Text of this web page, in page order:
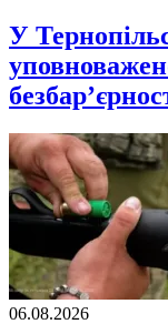
У
06.08.2026